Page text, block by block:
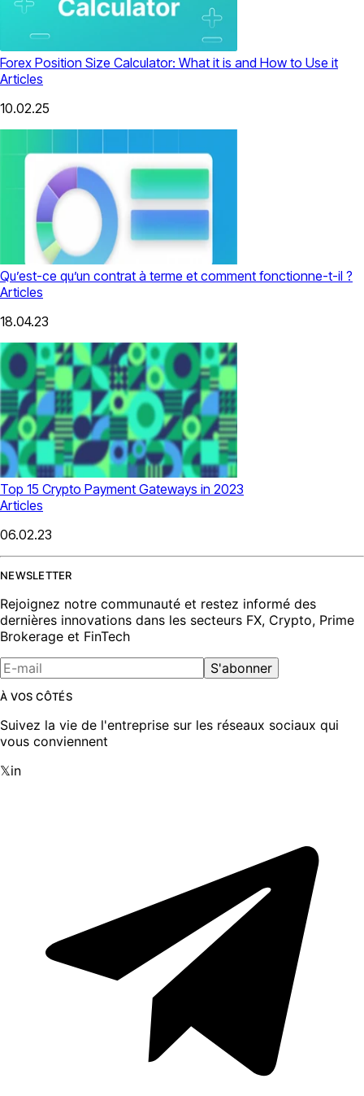
Forex Position Size Calculator: What it is and How to Use it
Articles
10.02.25
Qu’est-ce qu’un contrat à terme et comment fonctionne-t-il ?
Articles
18.04.23
Top 15 Crypto Payment Gateways in 2023
Articles
06.02.23
NEWSLETTER
Rejoignez notre communauté et restez informé des
dernières innovations dans les secteurs FX, Crypto, Prime
Brokerage et FinTech
S'abonner
À VOS CÔTÉS
Suivez la vie de l'entreprise sur les réseaux sociaux qui
vous conviennent
𝕏in